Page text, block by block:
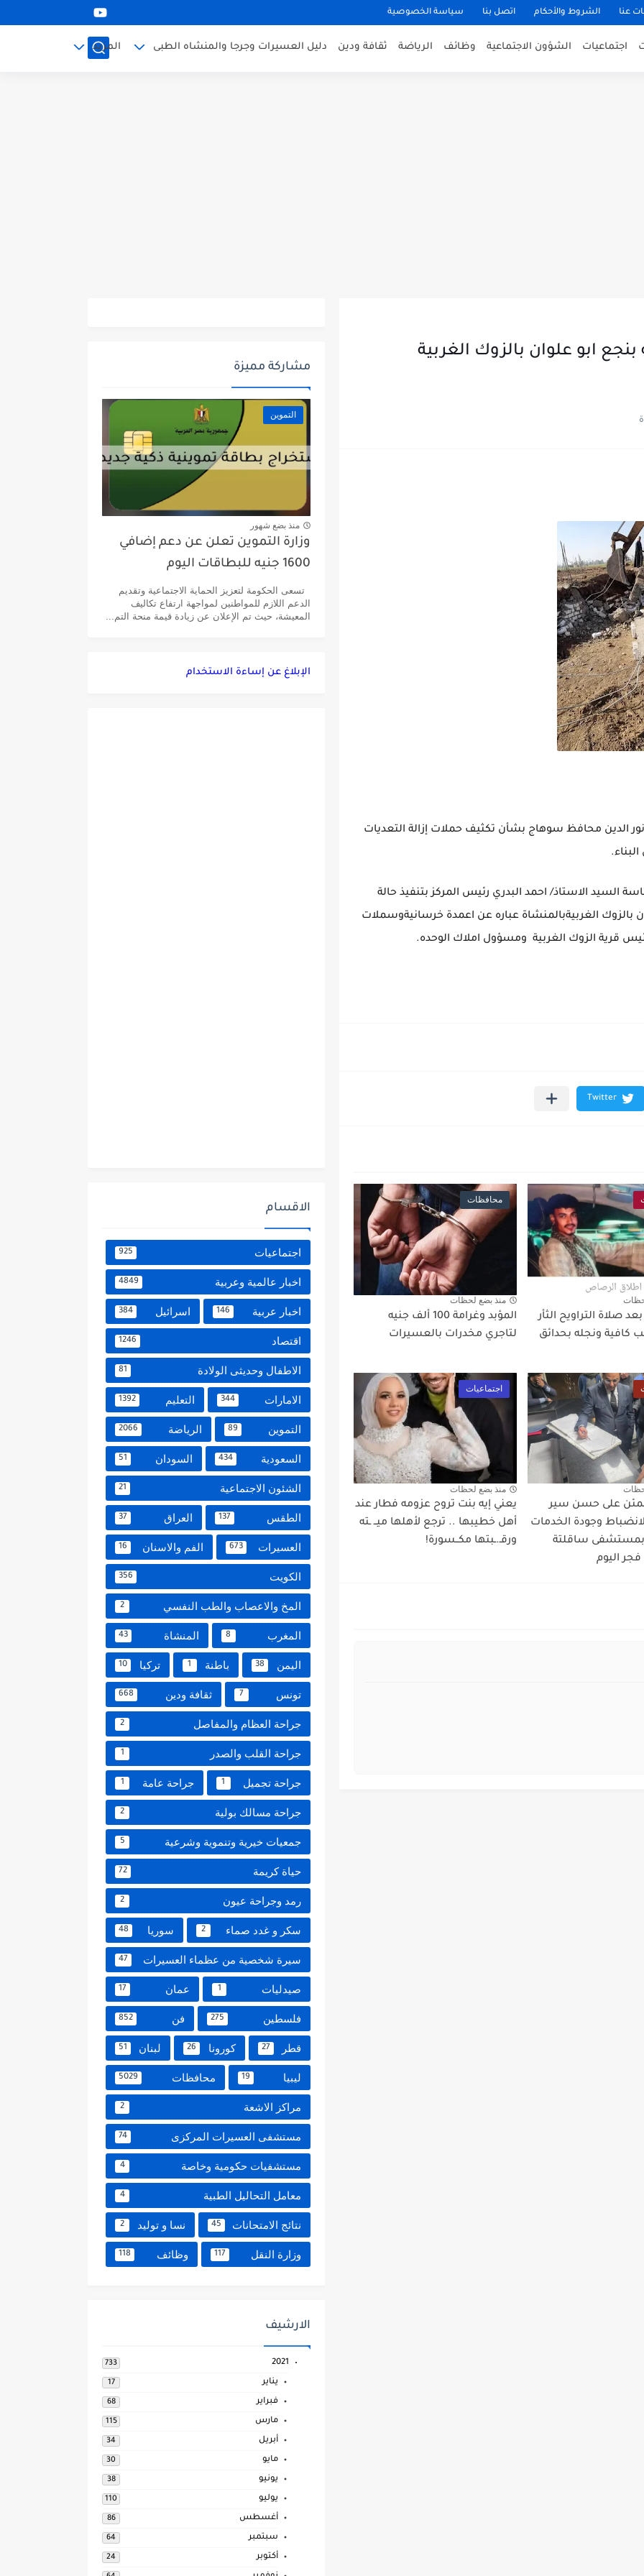
عنا الشروط والأحكام اتصل بنا سياسة الخصوصية
اجتماعيات الشؤون الاجتماعية وظائف الرياضة ثقافة ودين دليل العسيرات وجرجا والمنشاه الطبى المزيد
بنجع ابو علوان بالزوك الغربية
نور الدين محافظ سوهاج بشأن تكثيف حملات إزالة التعديات
السيد الاستاذ/ احمد البدري رئيس المركز بتنفيذ حالة
بالزوك الغربيةبالمنشاة عباره عن اعمدة خرسانيةوسملات
قرية الزوك الغربية ومسؤول املاك الوحده.
صلاة التراويح الثأر
كافية ونجله بحدائق
محافظات
منذ بضع لحظات
المؤبد وغرامة 100 ألف جنيه
لتاجري مخدرات بالعسيرات
على حسن سير
وجودة الخدمات
بمستشفى ساقلتة
اليوم
اجتماعيات
منذ بضع لحظات
يعني إيه بنت تروح عزومه فطار عند
أهل خطيبها .. ترجع لأهلها ميــ ـته
ورقـ.ـبتها مكــسورة!
مشاركة مميزة
التموين
منذ بضع شهور
وزارة التموين تعلن عن دعم إضافي
1600 جنيه للبطاقات اليوم
تسعى الحكومة لتعزيز الحماية الاجتماعية وتقديم
الدعم اللازم للمواطنين لمواجهة ارتفاع تكاليف
المعيشة، حيث تم الإعلان عن زيادة قيمة منحة التم...
الإبلاغ عن إساءة الاستخدام
الاقسام
اجتماعيات 925
اخبار عالمية وعربية 4849
اخبار عربية 146 اسرائيل 384
اقتصاد 1246
الاطفال وحديثى الولادة 81
الامارات 344 التعليم 1392
التموين 89 الرياضة 2066
السعودية 434 السودان 51
الشئون الاجتماعية 21
الطقس 137 العراق 37
العسيرات 673 الفم والاسنان 16
الكويت 356
المخ والاعصاب والطب النفسي 2
المغرب 8 المنشاة 43
اليمن 38 باطنة 1 تركيا 10
تونس 7 ثقافة ودين 668
جراحة العظام والمفاصل 2
جراحة القلب والصدر 1
جراحة تجميل 1 جراحة عامة 1
جراحة مسالك بولية 2
جمعيات خيرية وتنموية وشرعية 5
حياة كريمة 72
رمد وجراحة عيون 2
سكر و غدد صماء 2 سوريا 48
سيرة شخصية من عظماء العسيرات 47
صيدليات 1 عمان 17
فلسطين 275 فن 852
قطر 27 كورونا 26 لبنان 51
ليبيا 19 محافظات 5029
مراكز الاشعة 2
مستشفى العسيرات المركزى 74
مستشفيات حكومية وخاصة 4
معامل التحاليل الطبية 4
نتائج الامتحانات 45 نسا و توليد 2
وزارة النقل 117 وظائف 118
الارشيف
2021
733
يناير 17
فبراير 68
مارس 115
أبريل 34
مايو 30
يونيو 38
يوليو 110
أغسطس 86
سبتمبر 64
أكتوبر 24